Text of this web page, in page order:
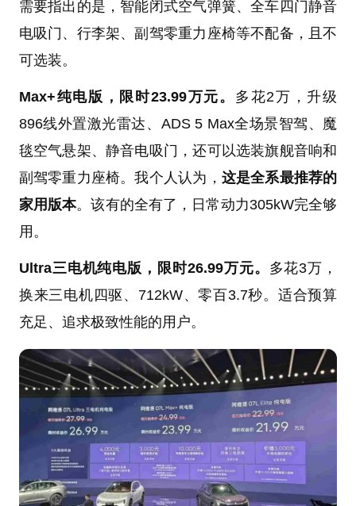
需要指出的是，智能闭式空气弹簧、全车四门静音
电吸门、行李架、副驾零重力座椅等不配备，且不
可选装。
Max+纯电版，限时23.99万元。 多花2万，升级
896线外置激光雷达、ADS 5 Max全场景智驾、魔
毯空气悬架、静音电吸门，还可以选装旗舰音响和
副驾零重力座椅。我个人认为， 这是全系最推荐的
家用版本。该有的全有了，日常动力305kW完全够
用。
Ultra三电机纯电版，限时26.99万元。 多花3万，
换来三电机四驱、712kW、零百3.7秒。适合预算
充足、追求极致性能的用户。